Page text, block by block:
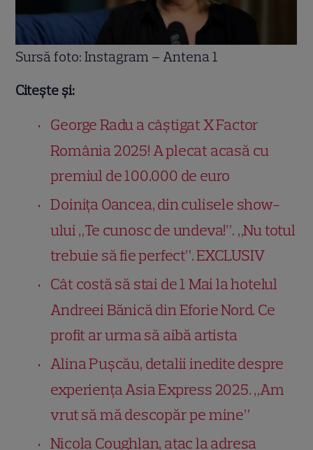
Sursă foto: Instagram – Antena 1
Citește și:
George Radu a câștigat X Factor
România 2025! A plecat acasă cu
premiul de 100.000 de euro
Doinița Oancea, din culisele show-
ului „Te cunosc de undeva!”. „Nu totul
trebuie să fie perfect”. EXCLUSIV
Cât costă să stai de 1 Mai la hotelul
Andreei Bănică din Eforie Nord. Ce
profit ar urma să aibă artista
Alina Pușcău, detalii inedite despre
experiența Asia Express 2025. „Am
vrut să mă descopăr pe mine”
Nicola Coughlan, atac la adresa